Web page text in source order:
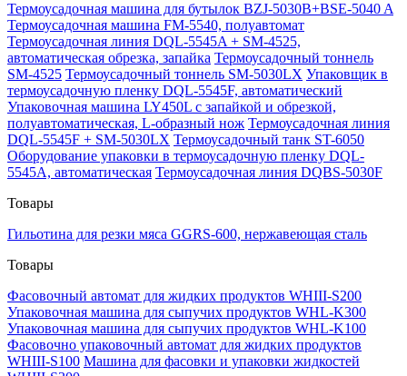
Термоусадочная машина для бутылок BZJ-5030B+BSE-5040 A
Термоусадочная машина FM-5540, полуавтомат
Термоусадочная линия DQL-5545A + SM-4525,
автоматическая обрезка, запайка Термоусадочный тоннель
SM-4525 Термоусадочный тоннель SM-5030LX Упаковщик в
термоусадочную пленку DQL-5545F, автоматический
Упаковочная машина LY450L с запайкой и обрезкой,
полуавтоматическая, L-образный нож Термоусадочная линия
DQL-5545F + SM-5030LX Термоусадочный танк ST-6050
Оборудование упаковки в термоусадочную пленку DQL-
5545A, автоматическая Термоусадочная линия DQBS-5030F
Товары
Гильотина для резки мяса GGRS-600, нержавеющая сталь
Товары
Фасовочный автомат для жидких продуктов WHIII-S200
Упаковочная машина для сыпучих продуктов WHL-K300
Упаковочная машина для сыпучих продуктов WHL-K100
Фасовочно упаковочный автомат для жидких продуктов
WHIII-S100 Машина для фасовки и упаковки жидкостей